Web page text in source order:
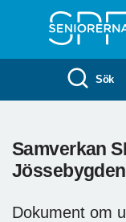
Sök
Samverkan
Jössebygden
Dokument om